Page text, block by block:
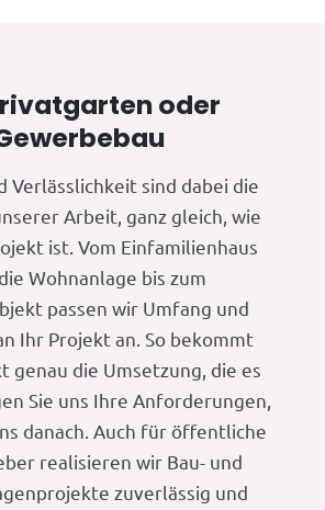
oder
Verlässlichkeit sind dabei die
Arbeit, ganz gleich, wie
ist. Vom Einfamilienhaus
Wohnanlage bis zum
passen wir Umfang und
Ihr Projekt an. So bekommt
genau die Umsetzung, die es
Sie uns Ihre Anforderungen,
danach. Auch für öffentliche
realisieren wir Bau- und
zuverlässig und